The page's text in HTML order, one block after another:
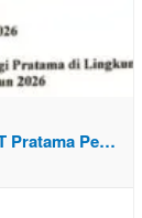
Pratama Pe…